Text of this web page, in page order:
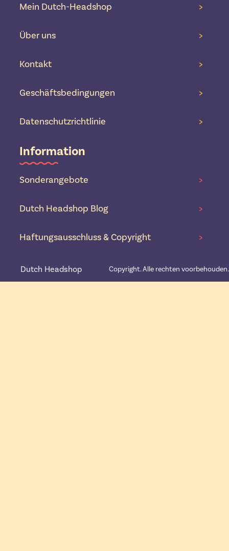
Mein Dutch-Headshop >
Über uns >
Kontakt >
Geschäftsbedingungen >
Datenschutzrichtlinie >
Information
Sonderangebote >
Dutch Headshop Blog >
Haftungsausschluss & Copyright >
Dutch Headshop Copyright. Alle rechten voorbehouden.